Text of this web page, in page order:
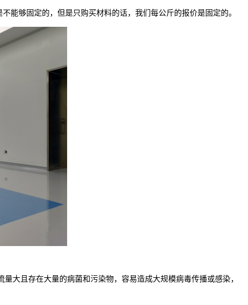
能够固定的，但是只购买材料的话，我们每公斤的报价是固定的。
大且存在大量的病菌和污染物，容易造成大规模病毒传播或感染，